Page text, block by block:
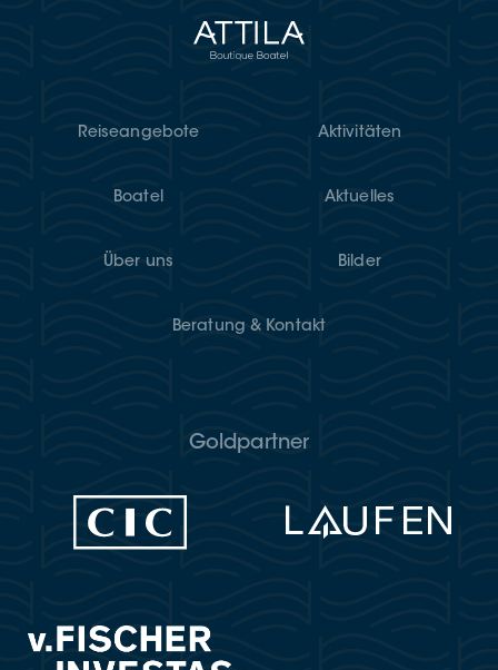
Rei­se­an­ge­bo­te Akti­vi­tä­ten
Boatel Aktu­el­les
Über uns Bil­der
Bera­tung & Kontakt
Goldpartner